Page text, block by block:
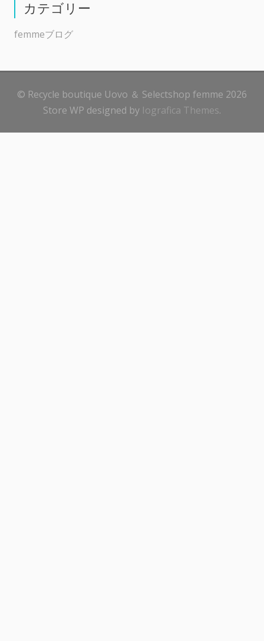
カテゴリー
femmeブログ
© Recycle boutique Uovo ＆ Selectshop femme 2026
Store WP designed by Iografica Themes.